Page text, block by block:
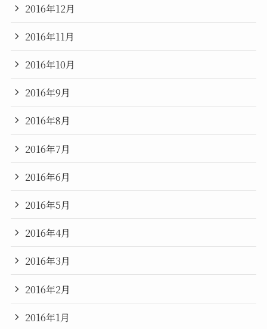
2016年12月
2016年11月
2016年10月
2016年9月
2016年8月
2016年7月
2016年6月
2016年5月
2016年4月
2016年3月
2016年2月
2016年1月